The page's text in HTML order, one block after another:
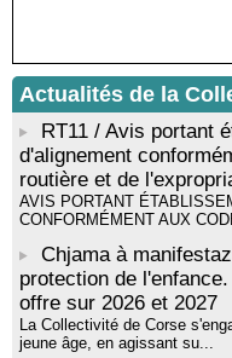
Mise en musique d’un
musicienne pédagogue :
rythmique et corporelle -
Tallà
! Événement reporté !
par Alexandre Dominati -
Tallà
Actualités de la
RT11 / Avis portant
d'alignement
routière et de
AVIS PORTANT
CONFORMÉMENT AUX
Chjama à
protection de
offre sur 2026 et 2027
La Collectivité de Corse
jeune âge, en agissant su...